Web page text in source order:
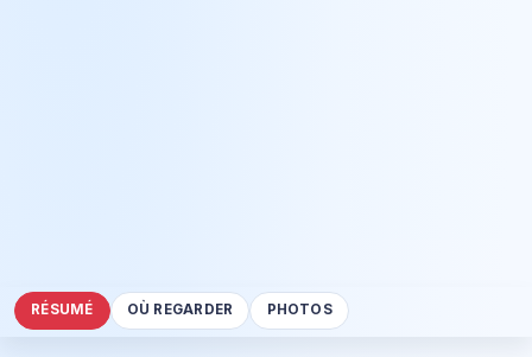
RÉSUMÉ OÙ REGARDER PHOTOS